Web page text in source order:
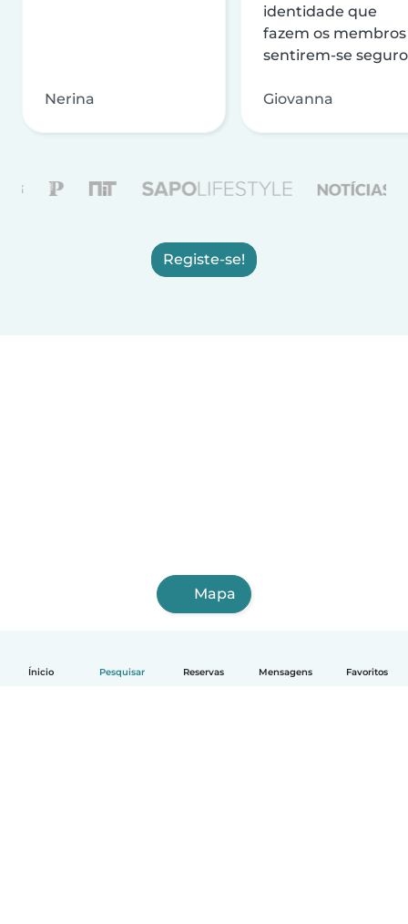
Ínicio Pesquisar Reservas Mensagens Favoritos
Nerina
identidade que
fazem os membros
sentirem-se
Giovanna
Registe-se!
Mapa